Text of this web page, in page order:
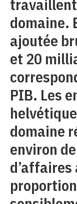
travaillent
domaine.
ajoutée
et 20
PIB. Les
domaine
environ
d’affaires